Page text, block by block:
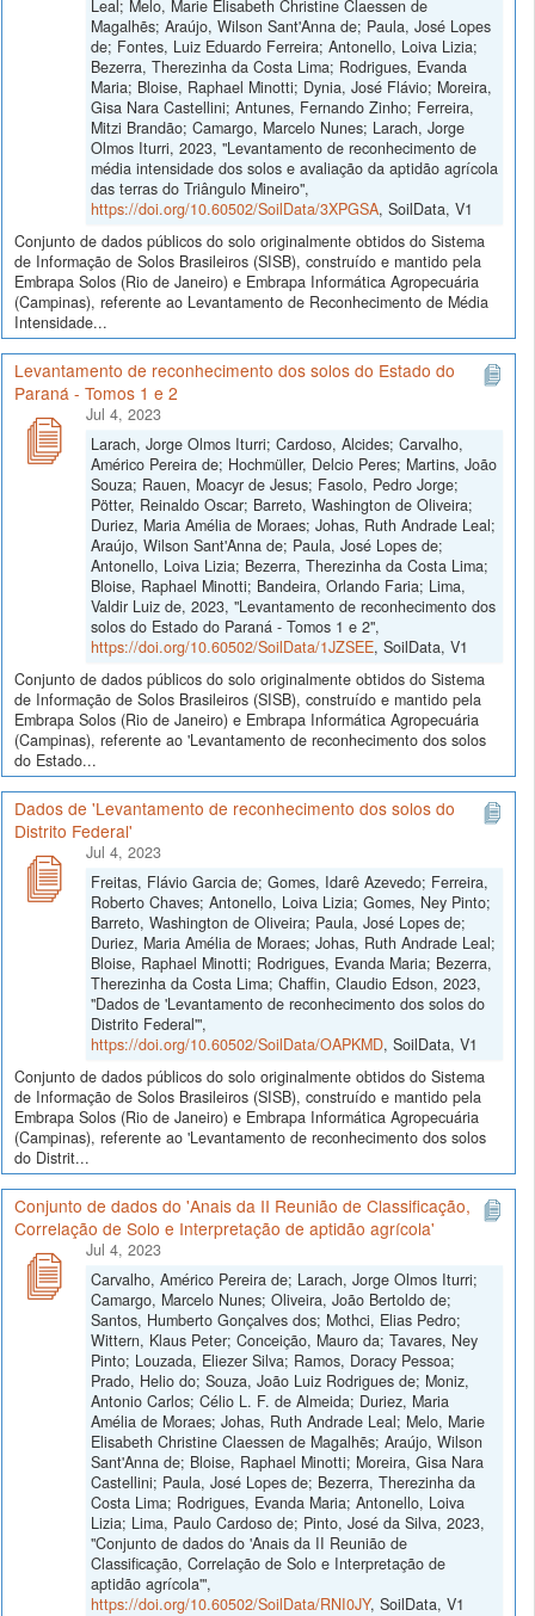
Leal; Melo, Marie Elisabeth Christine Claessen de
Magalhẽs; Araújo, Wilson Sant'Anna de; Paula, José Lopes
de; Fontes, Luiz Eduardo Ferreira; Antonello, Loiva Lizia;
Bezerra, Therezinha da Costa Lima; Rodrigues, Evanda
Maria; Bloise, Raphael Minotti; Dynia, José Flávio; Moreira,
Gisa Nara Castellini; Antunes, Fernando Zinho; Ferreira,
Mitzi Brandão; Camargo, Marcelo Nunes; Larach, Jorge
Olmos Iturri, 2023, "Levantamento de reconhecimento de
média intensidade dos solos e avaliação da aptidão agrícola
das terras do Triângulo Mineiro",
https://doi.org/10.60502/SoilData/3XPGSA, SoilData, V1
Conjunto de dados públicos do solo originalmente obtidos do Sistema
de Informação de Solos Brasileiros (SISB), construído e mantido pela
Embrapa Solos (Rio de Janeiro) e Embrapa Informática Agropecuária
(Campinas), referente ao Levantamento de Reconhecimento de Média
Intensidade...
Levantamento de reconhecimento dos solos do Estado do
Paraná - Tomos 1 e 2
Jul 4, 2023
Larach, Jorge Olmos Iturri; Cardoso, Alcides; Carvalho,
Américo Pereira de; Hochmüller, Delcio Peres; Martins, João
Souza; Rauen, Moacyr de Jesus; Fasolo, Pedro Jorge;
Pötter, Reinaldo Oscar; Barreto, Washington de Oliveira;
Duriez, Maria Amélia de Moraes; Johas, Ruth Andrade Leal;
Araújo, Wilson Sant'Anna de; Paula, José Lopes de;
Antonello, Loiva Lizia; Bezerra, Therezinha da Costa Lima;
Bloise, Raphael Minotti; Bandeira, Orlando Faria; Lima,
Valdir Luiz de, 2023, "Levantamento de reconhecimento dos
solos do Estado do Paraná - Tomos 1 e 2",
https://doi.org/10.60502/SoilData/1JZSEE, SoilData, V1
Conjunto de dados públicos do solo originalmente obtidos do Sistema
de Informação de Solos Brasileiros (SISB), construído e mantido pela
Embrapa Solos (Rio de Janeiro) e Embrapa Informática Agropecuária
(Campinas), referente ao 'Levantamento de reconhecimento dos solos
do Estado...
Dados de 'Levantamento de reconhecimento dos solos do
Distrito Federal'
Jul 4, 2023
Freitas, Flávio Garcia de; Gomes, Idarê Azevedo; Ferreira,
Roberto Chaves; Antonello, Loiva Lizia; Gomes, Ney Pinto;
Barreto, Washington de Oliveira; Paula, José Lopes de;
Duriez, Maria Amélia de Moraes; Johas, Ruth Andrade Leal;
Bloise, Raphael Minotti; Rodrigues, Evanda Maria; Bezerra,
Therezinha da Costa Lima; Chaffin, Claudio Edson, 2023,
"Dados de 'Levantamento de reconhecimento dos solos do
Distrito Federal'",
https://doi.org/10.60502/SoilData/OAPKMD, SoilData, V1
Conjunto de dados públicos do solo originalmente obtidos do Sistema
de Informação de Solos Brasileiros (SISB), construído e mantido pela
Embrapa Solos (Rio de Janeiro) e Embrapa Informática Agropecuária
(Campinas), referente ao 'Levantamento de reconhecimento dos solos
do Distrit...
Conjunto de dados do 'Anais da II Reunião de Classificação,
Correlação de Solo e Interpretação de aptidão agrícola'
Jul 4, 2023
Carvalho, Américo Pereira de; Larach, Jorge Olmos Iturri;
Camargo, Marcelo Nunes; Oliveira, João Bertoldo de;
Santos, Humberto Gonçalves dos; Mothci, Elias Pedro;
Wittern, Klaus Peter; Conceição, Mauro da; Tavares, Ney
Pinto; Louzada, Eliezer Silva; Ramos, Doracy Pessoa;
Prado, Helio do; Souza, João Luiz Rodrigues de; Moniz,
Antonio Carlos; Célio L. F. de Almeida; Duriez, Maria
Amélia de Moraes; Johas, Ruth Andrade Leal; Melo, Marie
Elisabeth Christine Claessen de Magalhẽs; Araújo, Wilson
Sant'Anna de; Bloise, Raphael Minotti; Moreira, Gisa Nara
Castellini; Paula, José Lopes de; Bezerra, Therezinha da
Costa Lima; Rodrigues, Evanda Maria; Antonello, Loiva
Lizia; Lima, Paulo Cardoso de; Pinto, José da Silva, 2023,
"Conjunto de dados do 'Anais da II Reunião de
Classificação, Correlação de Solo e Interpretação de
aptidão agrícola'",
https://doi.org/10.60502/SoilData/RNI0JY, SoilData, V1